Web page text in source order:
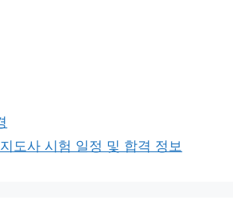
도사 시험 일정 및 합격 정보